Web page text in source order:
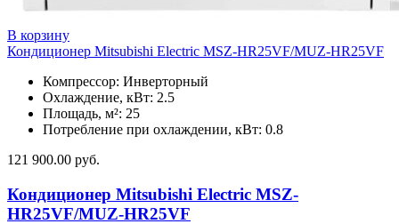
В корзину
Кондиционер Mitsubishi Electric MSZ-HR25VF/MUZ-HR25VF
Компрессор: Инверторный
Охлаждение, кВт: 2.5
Площадь, м²: 25
Потребление при охлаждении, кВт: 0.8
121 900.00 руб.
Кондиционер Mitsubishi Electric MSZ-
HR25VF/MUZ-HR25VF